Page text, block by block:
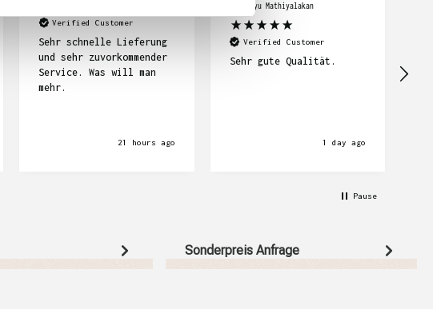
Verified Customer
Sehr schnelle Lieferung
und sehr zuvorkommender
Service. Was will man
mehr.
21 hours ago
Abimanyu Mathiyalakan
Verified Customer
Sehr gute Qualität.
1 day ago
Pause
Sonderpreis Anfrage